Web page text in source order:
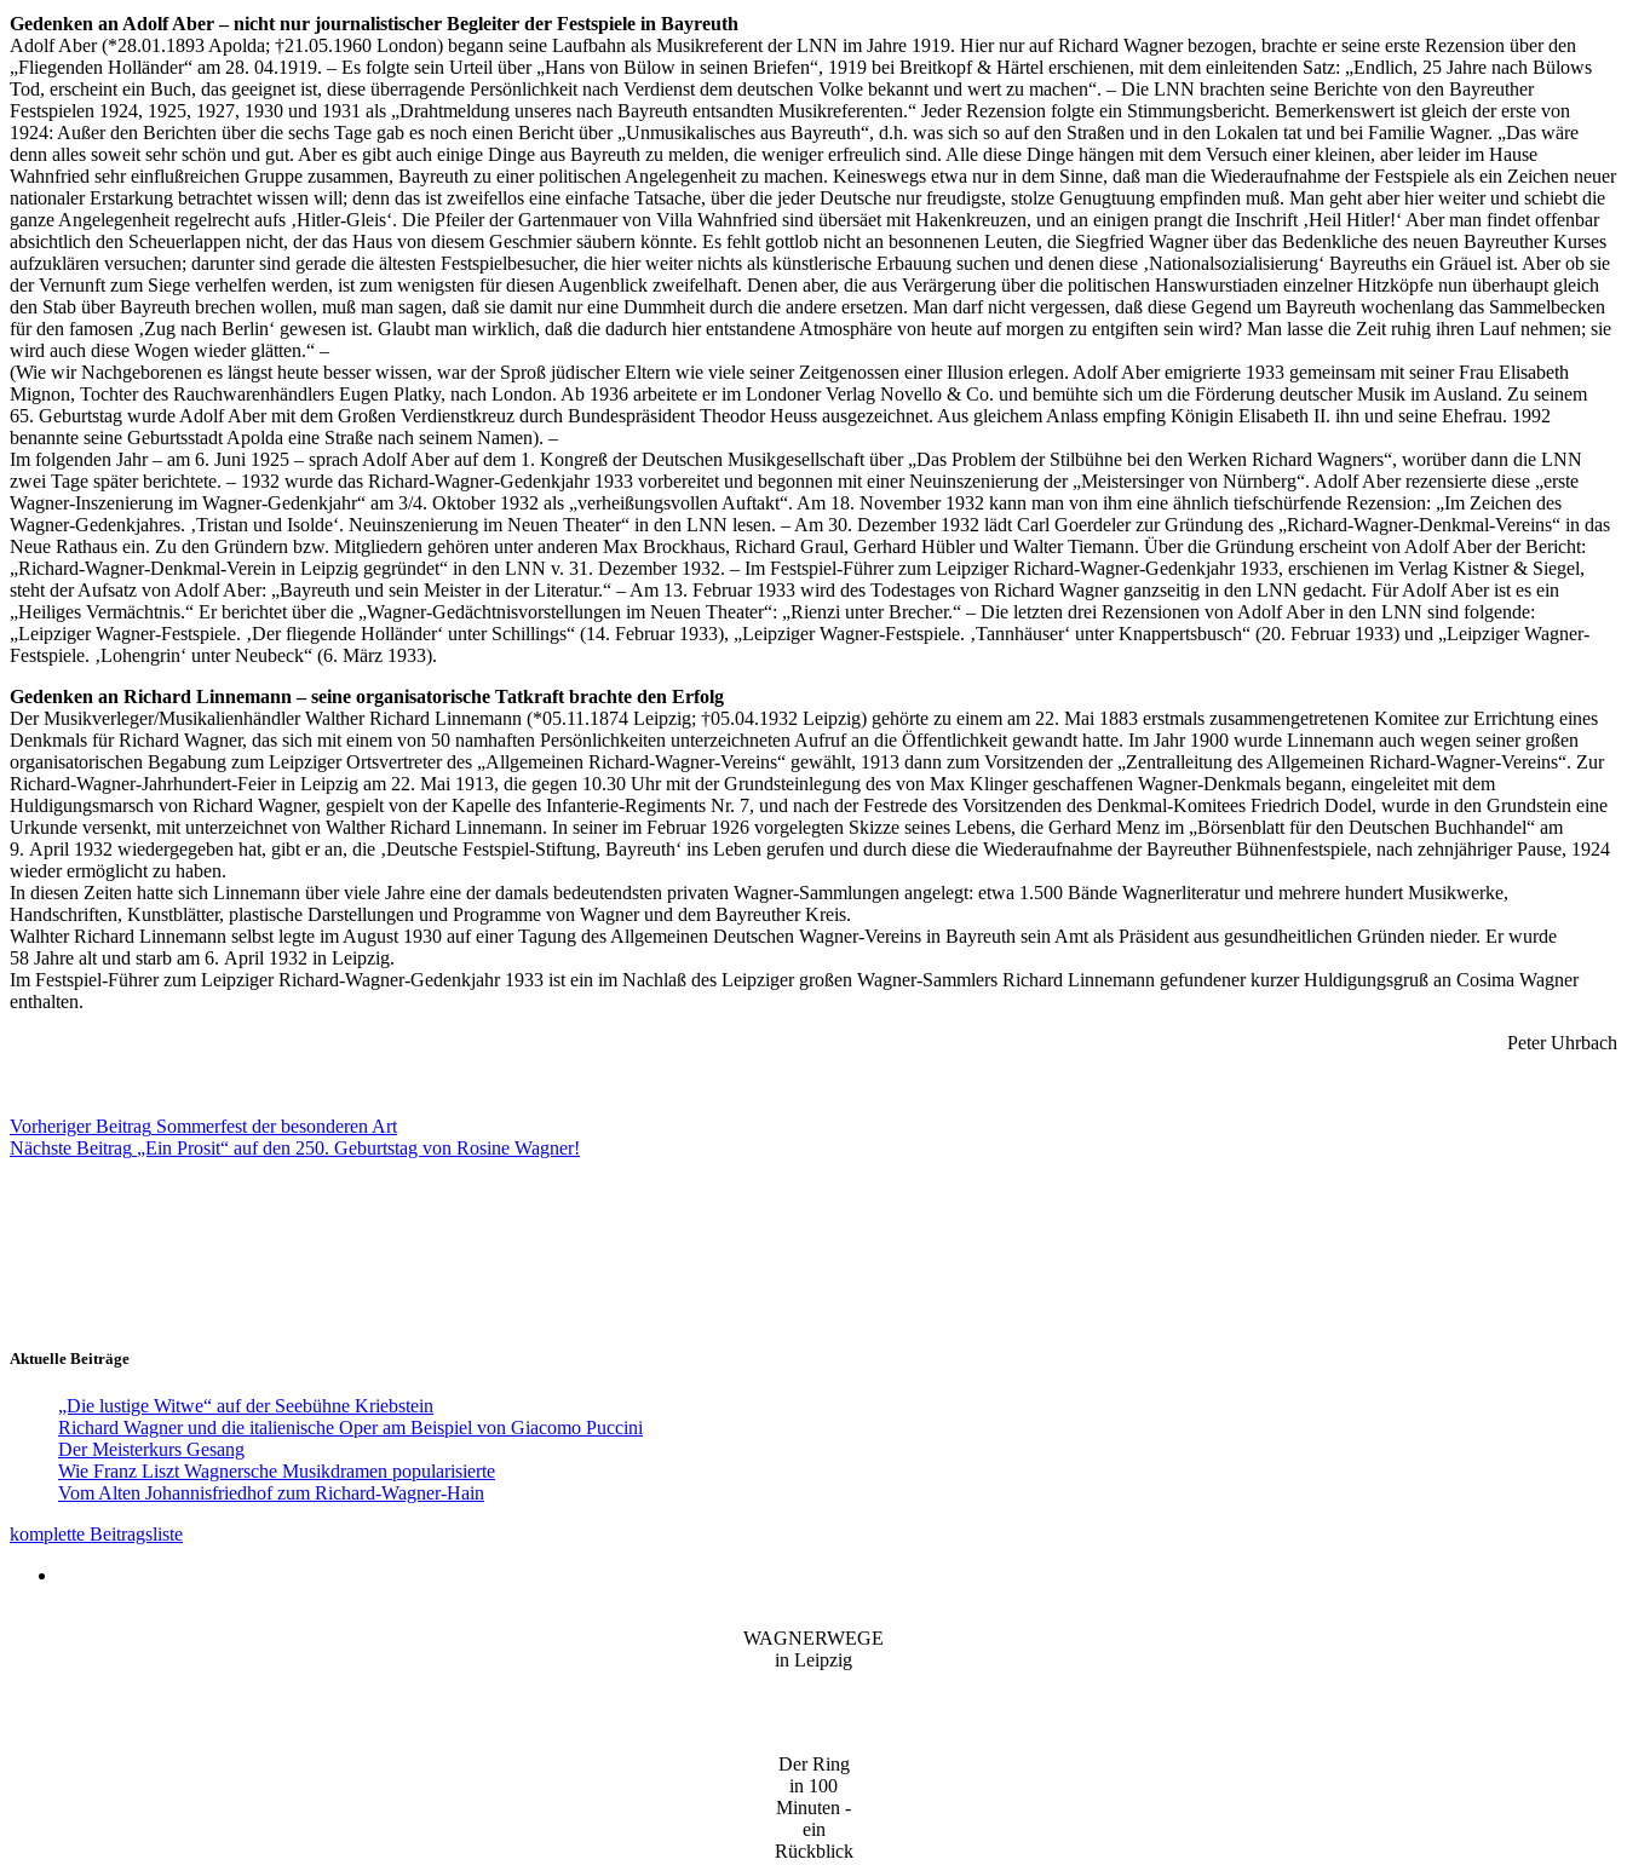
Gedenken an Adolf Aber – nicht nur journalistischer Begleiter der Festspiele in Bayreuth
Adolf Aber (*28.01.1893 Apolda; †21.05.1960 London) begann seine Laufbahn als Musikreferent der LNN im Jahre 1919. Hier nur auf Richard Wagner bezogen, brachte er seine erste Rezension über den
„Fliegenden Holländer“ am 28. 04.1919. – Es folgte sein Urteil über „Hans von Bülow in seinen Briefen“, 1919 bei Breitkopf & Härtel erschienen, mit dem einleitenden Satz: „Endlich, 25 Jahre nach Bülows
Tod, erscheint ein Buch, das geeignet ist, diese überragende Persönlichkeit nach Verdienst dem deutschen Volke bekannt und wert zu machen“. – Die LNN brachten seine Berichte von den Bayreuther
Festspielen 1924, 1925, 1927, 1930 und 1931 als „Drahtmeldung unseres nach Bayreuth entsandten Musikreferenten.“ Jeder Rezension folgte ein Stimmungsbericht. Bemerkenswert ist gleich der erste von
1924: Außer den Berichten über die sechs Tage gab es noch einen Bericht über „Unmusikalisches aus Bayreuth“, d.h. was sich so auf den Straßen und in den Lokalen tat und bei Familie Wagner. „Das wäre
denn alles soweit sehr schön und gut. Aber es gibt auch einige Dinge aus Bayreuth zu melden, die weniger erfreulich sind. Alle diese Dinge hängen mit dem Versuch einer kleinen, aber leider im Hause
Wahnfried sehr einflußreichen Gruppe zusammen, Bayreuth zu einer politischen Angelegenheit zu machen. Keineswegs etwa nur in dem Sinne, daß man die Wiederaufnahme der Festspiele als ein Zeichen neuer
nationaler Erstarkung betrachtet wissen will; denn das ist zweifellos eine einfache Tatsache, über die jeder Deutsche nur freudigste, stolze Genugtuung empfinden muß. Man geht aber hier weiter und schiebt die
ganze Angelegenheit regelrecht aufs ‚Hitler-Gleis‘. Die Pfeiler der Gartenmauer von Villa Wahnfried sind übersäet mit Hakenkreuzen, und an einigen prangt die Inschrift ‚Heil Hitler!‘ Aber man findet offenbar
absichtlich den Scheuerlappen nicht, der das Haus von diesem Geschmier säubern könnte. Es fehlt gottlob nicht an besonnenen Leuten, die Siegfried Wagner über das Bedenkliche des neuen Bayreuther Kurses
aufzuklären versuchen; darunter sind gerade die ältesten Festspielbesucher, die hier weiter nichts als künstlerische Erbauung suchen und denen diese ‚Nationalsozialisierung‘ Bayreuths ein Gräuel ist. Aber ob sie
der Vernunft zum Siege verhelfen werden, ist zum wenigsten für diesen Augenblick zweifelhaft. Denen aber, die aus Verärgerung über die politischen Hanswurstiaden einzelner Hitzköpfe nun überhaupt gleich
den Stab über Bayreuth brechen wollen, muß man sagen, daß sie damit nur eine Dummheit durch die andere ersetzen. Man darf nicht vergessen, daß diese Gegend um Bayreuth wochenlang das Sammelbecken
für den famosen ‚Zug nach Berlin‘ gewesen ist. Glaubt man wirklich, daß die dadurch hier entstandene Atmosphäre von heute auf morgen zu entgiften sein wird? Man lasse die Zeit ruhig ihren Lauf nehmen; sie
wird auch diese Wogen wieder glätten.“ –
(Wie wir Nachgeborenen es längst heute besser wissen, war der Sproß jüdischer Eltern wie viele seiner Zeitgenossen einer Illusion erlegen. Adolf Aber emigrierte 1933 gemeinsam mit seiner Frau Elisabeth
Mignon, Tochter des Rauchwarenhändlers Eugen Platky, nach London. Ab 1936 arbeitete er im Londoner Verlag Novello & Co. und bemühte sich um die Förderung deutscher Musik im Ausland. Zu seinem
65. Geburtstag wurde Adolf Aber mit dem Großen Verdienstkreuz durch Bundespräsident Theodor Heuss ausgezeichnet. Aus gleichem Anlass empfing Königin Elisabeth II. ihn und seine Ehefrau. 1992
benannte seine Geburtsstadt Apolda eine Straße nach seinem Namen). –
Im folgenden Jahr – am 6. Juni 1925 – sprach Adolf Aber auf dem 1. Kongreß der Deutschen Musikgesellschaft über „Das Problem der Stilbühne bei den Werken Richard Wagners“, worüber dann die LNN
zwei Tage später berichtete. – 1932 wurde das Richard-Wagner-Gedenkjahr 1933 vorbereitet und begonnen mit einer Neuinszenierung der „Meistersinger von Nürnberg“. Adolf Aber rezensierte diese „erste
Wagner-Inszenierung im Wagner-Gedenkjahr“ am 3/4. Oktober 1932 als „verheißungsvollen Auftakt“. Am 18. November 1932 kann man von ihm eine ähnlich tiefschürfende Rezension: „Im Zeichen des
Wagner-Gedenkjahres. ‚Tristan und Isolde‘. Neuinszenierung im Neuen Theater“ in den LNN lesen. – Am 30. Dezember 1932 lädt Carl Goerdeler zur Gründung des „Richard-Wagner-Denkmal-Vereins“ in das
Neue Rathaus ein. Zu den Gründern bzw. Mitgliedern gehören unter anderen Max Brockhaus, Richard Graul, Gerhard Hübler und Walter Tiemann. Über die Gründung erscheint von Adolf Aber der Bericht:
„Richard-Wagner-Denkmal-Verein in Leipzig gegründet“ in den LNN v. 31. Dezember 1932. – Im Festspiel-Führer zum Leipziger Richard-Wagner-Gedenkjahr 1933, erschienen im Verlag Kistner & Siegel,
steht der Aufsatz von Adolf Aber: „Bayreuth und sein Meister in der Literatur.“ – Am 13. Februar 1933 wird des Todestages von Richard Wagner ganzseitig in den LNN gedacht. Für Adolf Aber ist es ein
„Heiliges Vermächtnis.“ Er berichtet über die „Wagner-Gedächtnisvorstellungen im Neuen Theater“: „Rienzi unter Brecher.“ – Die letzten drei Rezensionen von Adolf Aber in den LNN sind folgende:
„Leipziger Wagner-Festspiele. ‚Der fliegende Holländer‘ unter Schillings“ (14. Februar 1933), „Leipziger Wagner-Festspiele. ‚Tannhäuser‘ unter Knappertsbusch“ (20. Februar 1933) und „Leipziger Wagner-
Festspiele. ‚Lohengrin‘ unter Neubeck“ (6. März 1933).
Gedenken an Richard Linnemann – seine organisatorische Tatkraft brachte den Erfolg
Der Musikverleger/Musikalienhändler Walther Richard Linnemann (*05.11.1874 Leipzig; †05.04.1932 Leipzig) gehörte zu einem am 22. Mai 1883 erstmals zusammengetretenen Komitee zur Errichtung eines
Denkmals für Richard Wagner, das sich mit einem von 50 namhaften Persönlichkeiten unterzeichneten Aufruf an die Öffentlichkeit gewandt hatte. Im Jahr 1900 wurde Linnemann auch wegen seiner großen
organisatorischen Begabung zum Leipziger Ortsvertreter des „Allgemeinen Richard-Wagner-Vereins“ gewählt, 1913 dann zum Vorsitzenden der „Zentralleitung des Allgemeinen Richard-Wagner-Vereins“. Zur
Richard-Wagner-Jahrhundert-Feier in Leipzig am 22. Mai 1913, die gegen 10.30 Uhr mit der Grundsteinlegung des von Max Klinger geschaffenen Wagner-Denkmals begann, eingeleitet mit dem
Huldigungsmarsch von Richard Wagner, gespielt von der Kapelle des Infanterie-Regiments Nr. 7, und nach der Festrede des Vorsitzenden des Denkmal-Komitees Friedrich Dodel, wurde in den Grundstein eine
Urkunde versenkt, mit unterzeichnet von Walther Richard Linnemann. In seiner im Februar 1926 vorgelegten Skizze seines Lebens, die Gerhard Menz im „Börsenblatt für den Deutschen Buchhandel“ am
9. April 1932 wiedergegeben hat, gibt er an, die ‚Deutsche Festspiel-Stiftung, Bayreuth‘ ins Leben gerufen und durch diese die Wiederaufnahme der Bayreuther Bühnenfestspiele, nach zehnjähriger Pause, 1924
wieder ermöglicht zu haben.
In diesen Zeiten hatte sich Linnemann über viele Jahre eine der damals bedeutendsten privaten Wagner-Sammlungen angelegt: etwa 1.500 Bände Wagnerliteratur und mehrere hundert Musikwerke,
Handschriften, Kunstblätter, plastische Darstellungen und Programme von Wagner und dem Bayreuther Kreis.
Walhter Richard Linnemann selbst legte im August 1930 auf einer Tagung des Allgemeinen Deutschen Wagner-Vereins in Bayreuth sein Amt als Präsident aus gesundheitlichen Gründen nieder. Er wurde
58 Jahre alt und starb am 6. April 1932 in Leipzig.
Im Festspiel-Führer zum Leipziger Richard-Wagner-Gedenkjahr 1933 ist ein im Nachlaß des Leipziger großen Wagner-Sammlers Richard Linnemann gefundener kurzer Huldigungsgruß an Cosima Wagner
enthalten.
Peter Uhrbach
VorherigerBeitrag Sommerfest der besonderen Art
Nächste Beitrag „Ein Prosit“ auf den 250. Geburtstag von Rosine Wagner!
Aktuelle Beiträge
„Die lustige Witwe“ auf der Seebühne Kriebstein
Richard Wagner und die italienische Oper am Beispiel von Giacomo Puccini
Der Meisterkurs Gesang
Wie Franz Liszt Wagnersche Musikdramen popularisierte
Vom Alten Johannisfriedhof zum Richard-Wagner-Hain
komplette Beitragsliste
WAGNERWEGE
in Leipzig
Der Ring
in 100
Minuten -
ein
Rückblick